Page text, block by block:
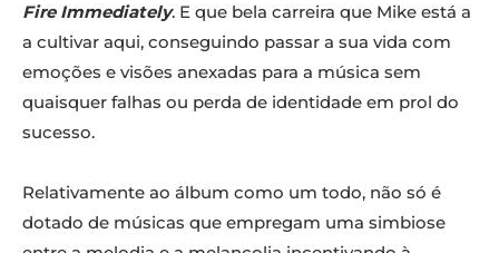
Fire Immediately. E que bela carreira que Mike está a
a cultivar aqui, conseguindo passar a sua vida com
emoções e visões anexadas para a música sem
quaisquer falhas ou perda de identidade em prol do
sucesso.
Relativamente ao álbum como um todo, não só é
dotado de músicas que empregam uma simbiose